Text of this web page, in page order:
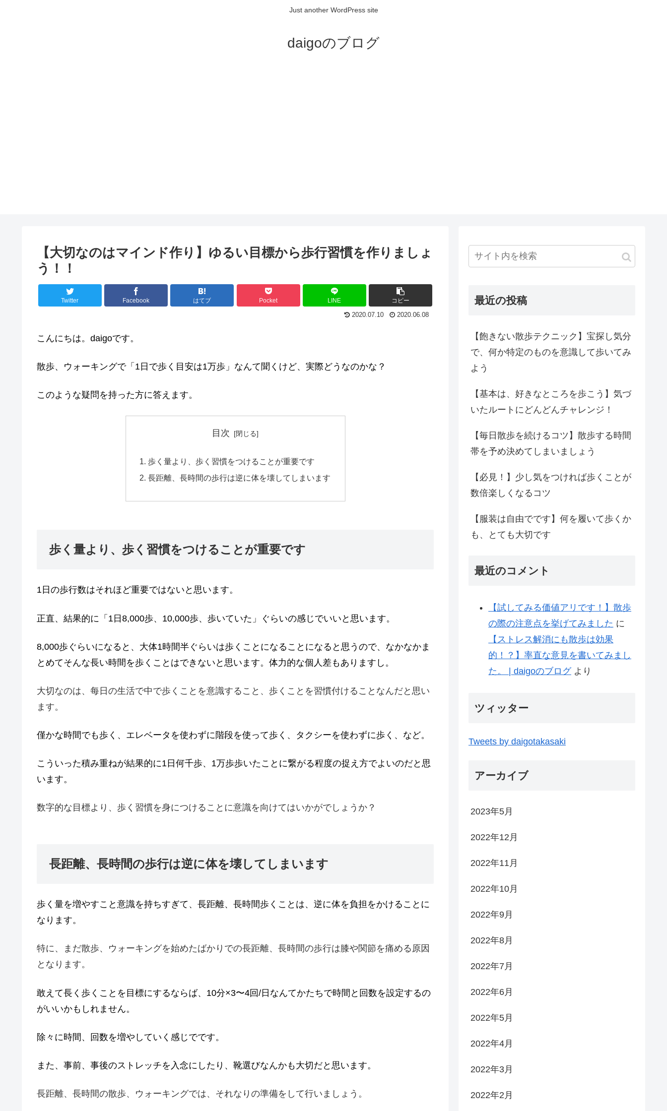
Just another WordPress site
daigoのブログ
【大切なのはマインド作り】ゆるい目標から歩行習慣を作りましょ
う！！
Twitter Facebook はてブ Pocket LINE コピー
2020.07.10 2020.06.08
こんにちは。daigoです。
散歩、ウォーキングで「1日で歩く目安は1万歩」なんて聞くけど、実際どうなのかな？
このような疑問を持った方に答えます。
目次
歩く量より、歩く習慣をつけることが重要です
長距離、長時間の歩行は逆に体を壊してしまいます
歩く量より、歩く習慣をつけることが重要です
1日の歩行数はそれほど重要ではないと思います。
正直、結果的に「1日8,000歩、10,000歩、歩いていた」ぐらいの感じでいいと思います。
8,000歩ぐらいになると、大体1時間半ぐらいは歩くことになることになると思うので、なかなかま
とめてそんな長い時間を歩くことはできないと思います。体力的な個人差もありますし。
大切なのは、每日の生活で中で歩くことを意識すること、歩くことを習慣付けることなんだと思い
ます。
僅かな時間でも歩く、エレベータを使わずに階段を使って歩く、タクシーを使わずに歩く、など。
こういった積み重ねが結果的に1日何千歩、1万歩歩いたことに繋がる程度の捉え方でよいのだと思
います。
数字的な目標より、歩く習慣を身につけることに意識を向けてはいかがでしょうか？
長距離、長時間の歩行は逆に体を壊してしまいます
歩く量を増やすこと意識を持ちすぎて、長距離、長時間歩くことは、逆に体を負担をかけることに
なります。
特に、まだ散歩、ウォーキングを始めたばかりでの長距離、長時間の歩行は膝や関節を痛める原因
となります。
敢えて長く歩くことを目標にするならば、10分×3〜4回/日なんてかたちで時間と回数を設定するの
がいいかもしれません。
除々に時間、回数を増やしていく感じでです。
また、事前、事後のストレッチを入念にしたり、靴選びなんかも大切だと思います。
長距離、長時間の散歩、ウォーキングでは、それなりの準備をして行いましょう。
最近の投稿
【飽きない散歩テクニック】宝探し気分
で、何か特定のものを意識して歩いてみ
よう
【基本は、好きなところを歩こう】気づ
いたルートにどんどんチャレンジ！
【毎日散歩を続けるコツ】散歩する時間
帯を予め決めてしまいましょう
【必見！】少し気をつければ歩くことが
数倍楽しくなるコツ
【服装は自由でです】何を履いて歩くか
も、とても大切です
最近のコメント
【試してみる価値アリです！】散歩
の際の注意点を挙げてみました に
【ストレス解消にも散歩は効果
的！？】率直な意見を書いてみまし
た。 | daigoのブログより
ツィッター
Tweets by daigotakasaki
アーカイブ
2023年5月
2022年12月
2022年11月
2022年10月
2022年9月
2022年8月
2022年7月
2022年6月
2022年5月
2022年4月
2022年3月
2022年2月